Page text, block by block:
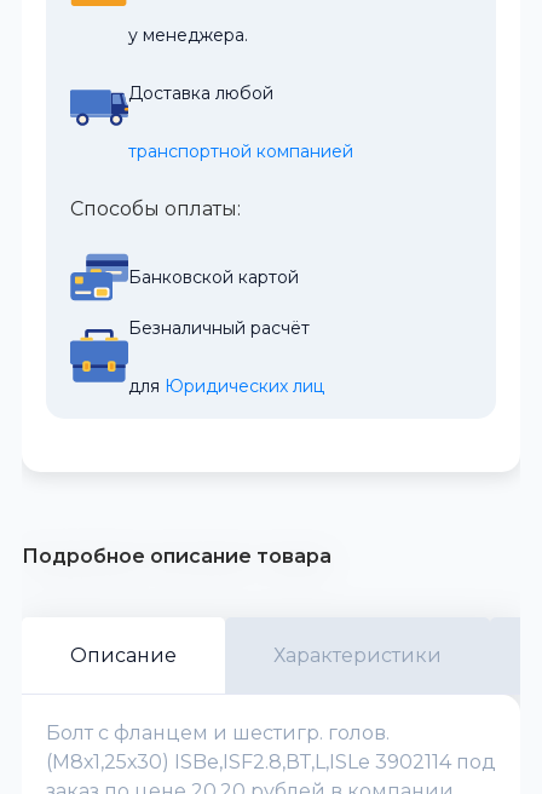
у менеджера.
Доставка любой
транспортной компанией
Способы оплаты:
Банковской картой
Безналичный расчёт
для Юридических лиц
Подробное описание товара
Описание Характеристики
Болт с фланцем и шестигр. голов.
(М8х1,25х30) ISBe,ISF2.8,ВТ,L,ISLe 3902114 под